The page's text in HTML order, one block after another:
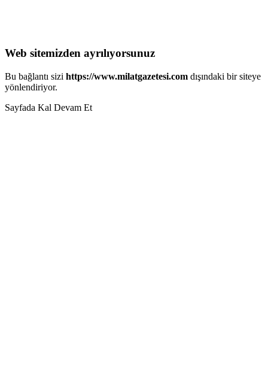
Web sitemizden ayrılıyorsunuz
Bu bağlantı sizi https://www.milatgazetesi.com dışındaki bir siteye
yönlendiriyor.
Sayfada Kal Devam Et